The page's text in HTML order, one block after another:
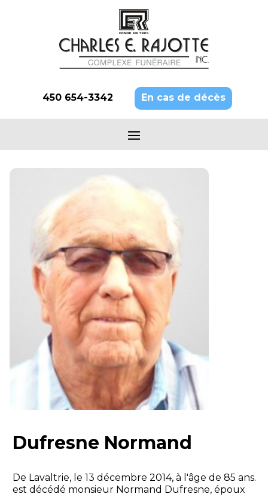
450 654-3342 En cas de décès
Dufresne Normand
De Lavaltrie, le 13 décembre 2014, à l'âge de 85 ans.
est décédé monsieur Normand Dufresne, époux